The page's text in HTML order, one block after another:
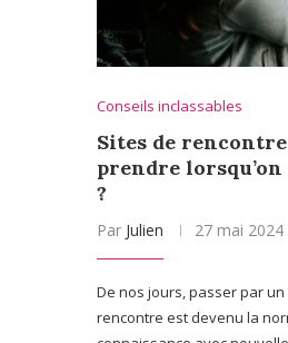
Conseils inclassables
Sites de rencontre
prendre
?
Par Julien 27 mai 2024
De nos jours, passer par
rencontre est devenu la